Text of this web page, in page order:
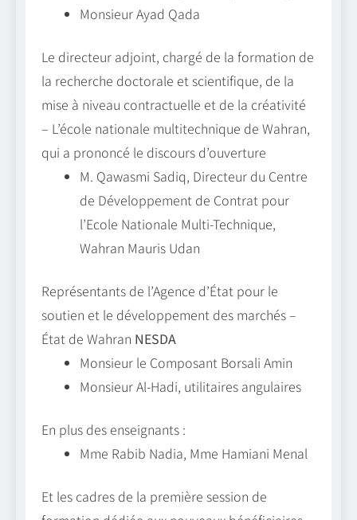
Monsieur Ayad Qada
Le directeur adjoint, chargé de la formation de
la recherche doctorale et scientifique, de la
mise à niveau contractuelle et de la créativité
– L’école nationale multitechnique de Wahran,
qui a prononcé le discours d’ouverture
M. Qawasmi Sadiq, Directeur du Centre
de Développement de Contrat pour
l’Ecole Nationale Multi-Technique,
Wahran Mauris Udan
Représentants de l’Agence d’État pour le
soutien et le développement des marchés –
État de Wahran NESDA
Monsieur le Composant Borsali Amin
Monsieur Al-Hadi, utilitaires angulaires
En plus des enseignants :
Mme Rabib Nadia, Mme Hamiani Menal
Et les cadres de la première session de